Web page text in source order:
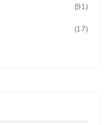
(91)
(17)